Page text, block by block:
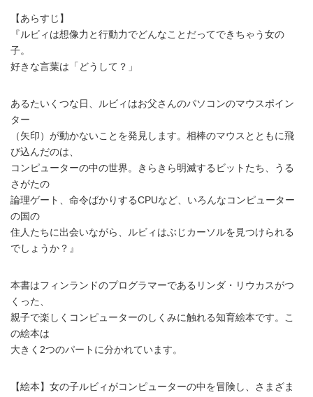
【あらすじ】
『ルビィは想像力と行動力でどんなことだってできちゃう女の
子。
好きな言葉は「どうして？」
あるたいくつな日、ルビィはお父さんのパソコンのマウスポイン
ター
（矢印）が動かないことを発見します。相棒のマウスとともに飛
び込んだのは、
コンピューターの中の世界。きらきら明滅するビットたち、うる
さがたの
論理ゲート、命令ばかりするCPUなど、いろんなコンピューター
の国の
住人たちに出会いながら、ルビィはぶじカーソルを見つけられる
でしょうか？』
本書はフィンランドのプログラマーであるリンダ・リウカスがつ
くった、
親子で楽しくコンピューターのしくみに触れる知育絵本です。こ
の絵本は
大きく2つのパートに分かれています。
【絵本】女の子ルビィがコンピューターの中を冒険し、さまざま